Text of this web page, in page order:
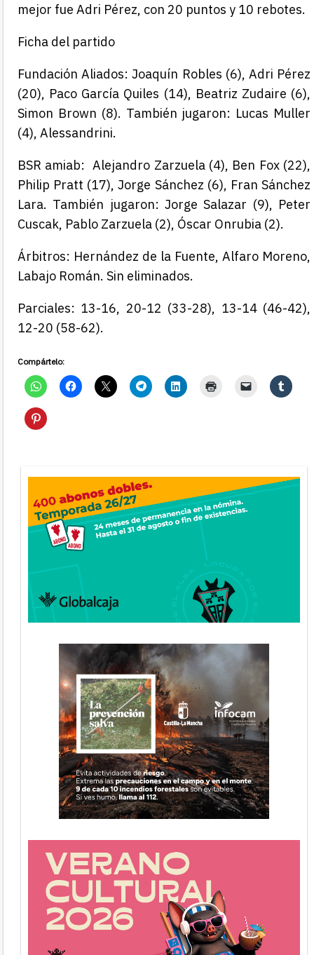
mejor fue Adri Pérez, con 20 puntos y 10 rebotes.
Ficha del partido
Fundación Aliados:Joaquín Robles (6), Adri Pérez
(20), Paco García Quiles (14), Beatriz Zudaire (6),
Simon Brown (8). También jugaron: Lucas Muller
(4), Alessandrini.
BSR amiab: Alejandro Zarzuela (4), Ben Fox (22),
Philip Pratt (17), Jorge Sánchez (6), Fran Sánchez
Lara. También jugaron: Jorge Salazar (9), Peter
Cuscak, Pablo Zarzuela (2), Óscar Onrubia (2).
Árbitros: Hernández de la Fuente, Alfaro Moreno,
Labajo Román. Sin eliminados.
Parciales: 13-16, 20-12 (33-28), 13-14 (46-42),
12-20 (58-62).
Compártelo: